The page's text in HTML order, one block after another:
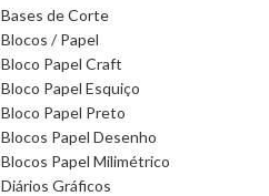
Bases de Corte
Blocos / Papel
Bloco Papel Craft
Bloco Papel Esquiço
Bloco Papel Preto
Blocos Papel Desenho
Blocos Papel Milimétrico
Diários Gráficos